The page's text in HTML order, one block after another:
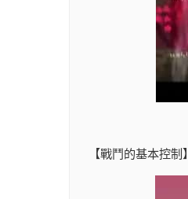
【戰鬥的基本控制】